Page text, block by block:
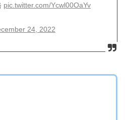
pic.twitter.com/Ycwl00OaYv
24, 2022